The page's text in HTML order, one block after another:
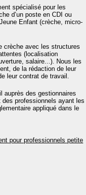
spécialisé pour les
d’un poste en CDI ou
Enfant (crèche, micro-
crèche avec les structures
(localisation
salaire...). Nous les
de la rédaction de leur
leur contrat de travail.
auprès des gestionnaires
professionnels ayant les
appliqué dans le
pour professionnels petite